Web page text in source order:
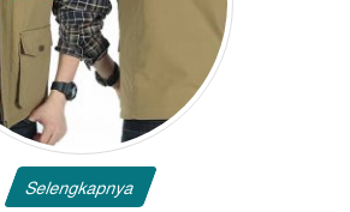
Selengkapnya